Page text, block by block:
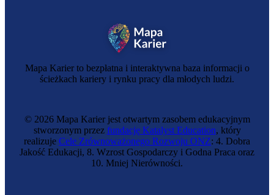
Mapa Karier to bezpłatna i interaktywna baza informacji o
ścieżkach kariery i rynku pracy dla młodych ludzi.
© 2026 Mapa Karier jest otwartym zasobem edukacyjnym
stworzonym przez fundację Katalyst Education, który
realizuje Cele Zrównoważonego Rozwoju ONZ: 4. Dobra
Jakość Edukacji, 8. Wzrost Gospodarczy i Godna Praca oraz
10. Mniej Nierówności.